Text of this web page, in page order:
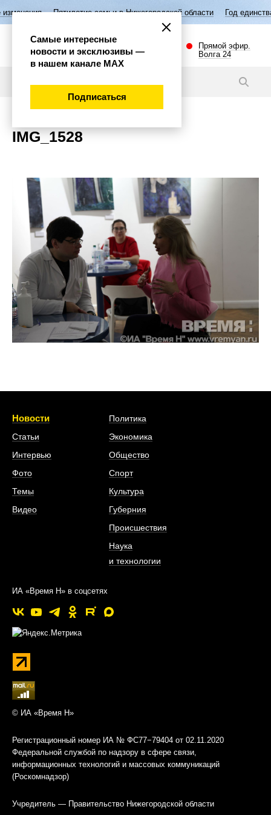
Пятилетие семьи в Нижегородской области Год
Прямой эфир.
Волга 24
IMG_1528
Новости
Статьи
Интервью
Фото
Темы
Видео
Политика
Экономика
Общество
Спорт
Культура
Губерния
Происшествия
Наука
и технологии
ИА «Время Н» в соцсетях
© ИА «Время Н»
Регистрационный номер ИА № ФС77−79404 от 02.11.2020
Федеральной службой по надзору в сфере связи,
информационных технологий и массовых коммуникаций
(Роскомнадзор)
Учредитель — Правительство Нижегородской области
Самые интересные
новости и эксклюзивы —
в нашем канале МАХ
Подписаться